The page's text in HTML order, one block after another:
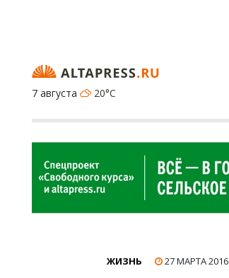
7 августа
20°C
ЖИЗНЬ 27 МАРТА 2016